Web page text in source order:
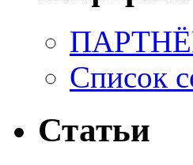
Список
Статьи